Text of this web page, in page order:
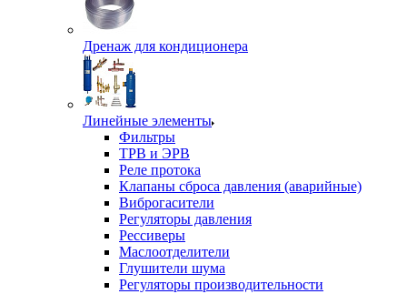
Дренаж для кондиционера
Линейные элементы
Фильтры
ТРВ и ЭРВ
Реле протока
Клапаны сброса давления (аварийные)
Виброгасители
Регуляторы давления
Рессиверы
Маслоотделители
Глушители шума
Регуляторы производительности